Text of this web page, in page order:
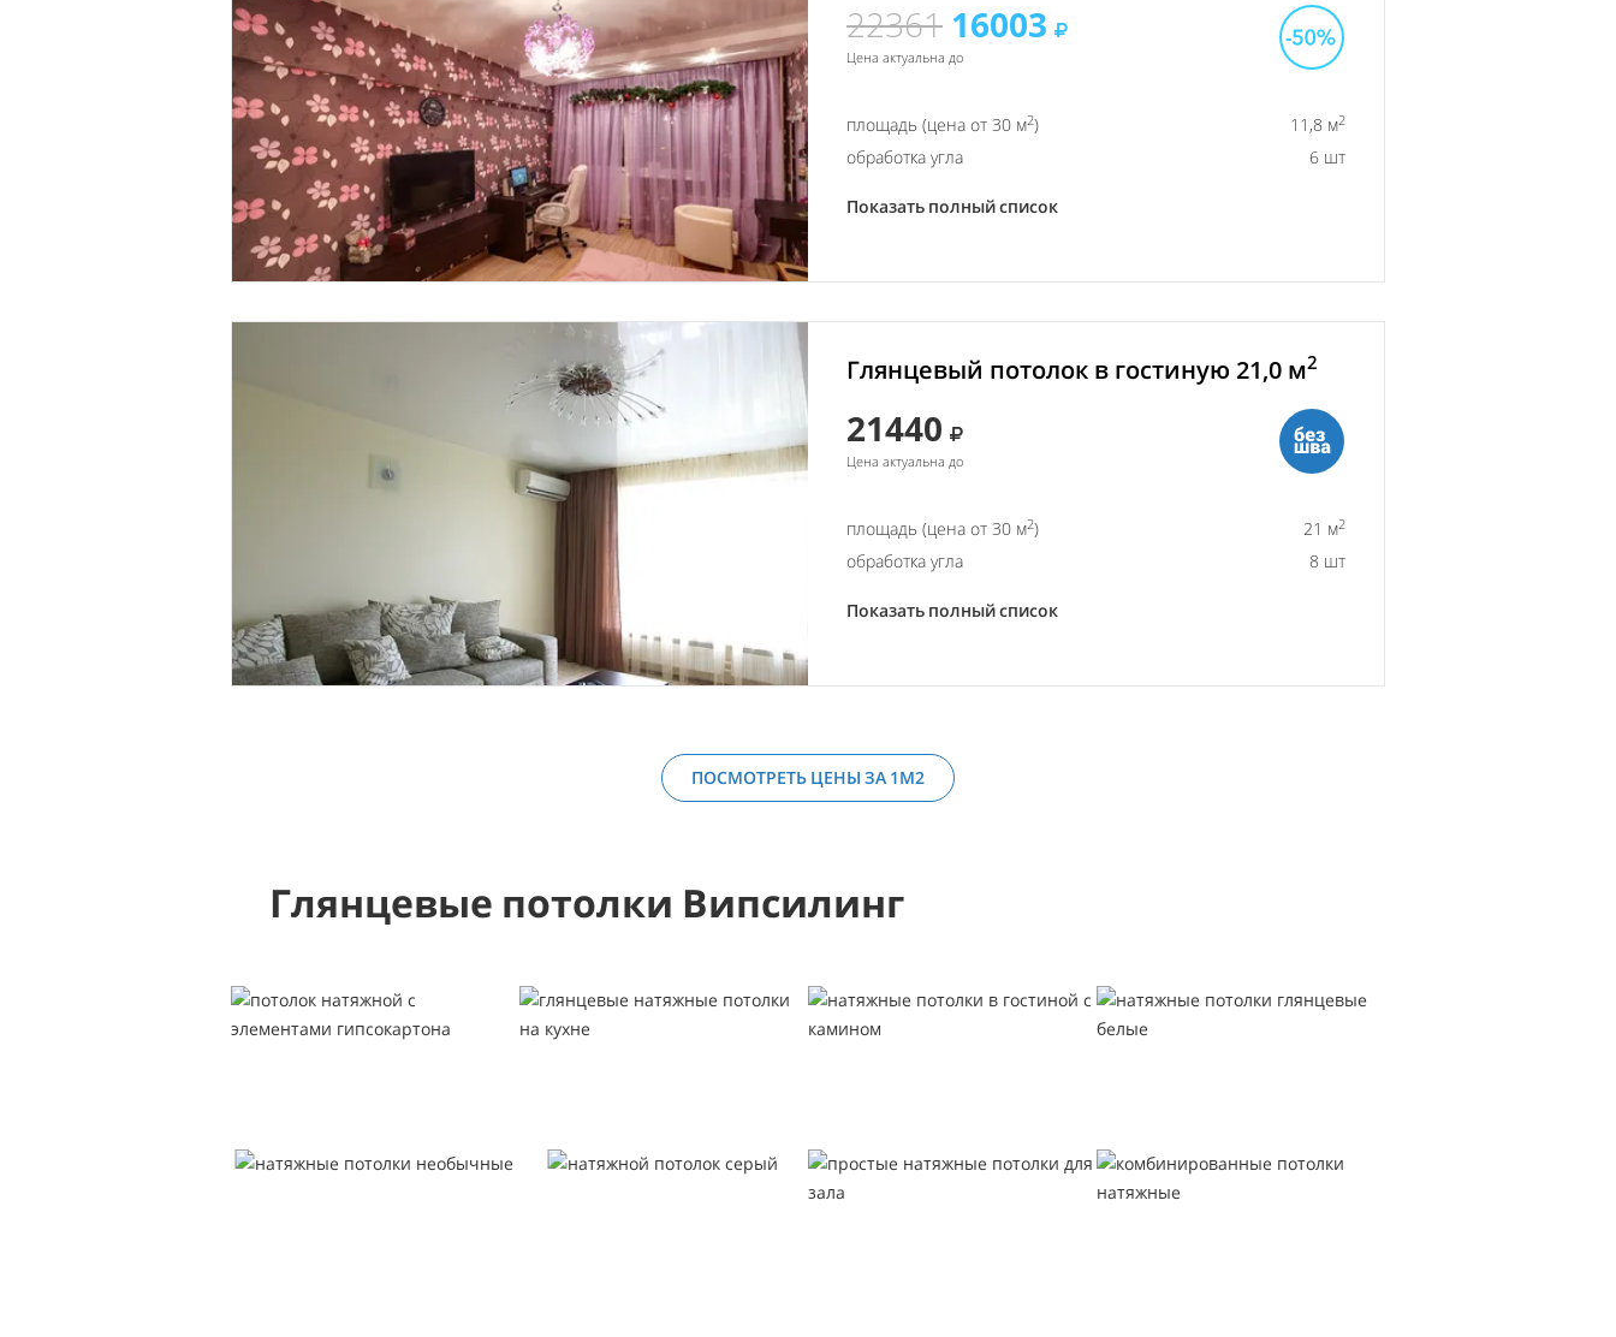
22361 16003
Цена актуальна до
площадь (цена от 30 м2) 11,8 м2
обработка угла 6 шт
Показать полный список
Глянцевый потолок в гостиную 21,0 м2
21440
Цена актуальна до
площадь (цена от 30 м2) 21 м2
обработка угла 8 шт
Показать полный список
ПОСМОТРЕТЬ ЦЕНЫ ЗА 1М2
Глянцевые потолки Випсилинг